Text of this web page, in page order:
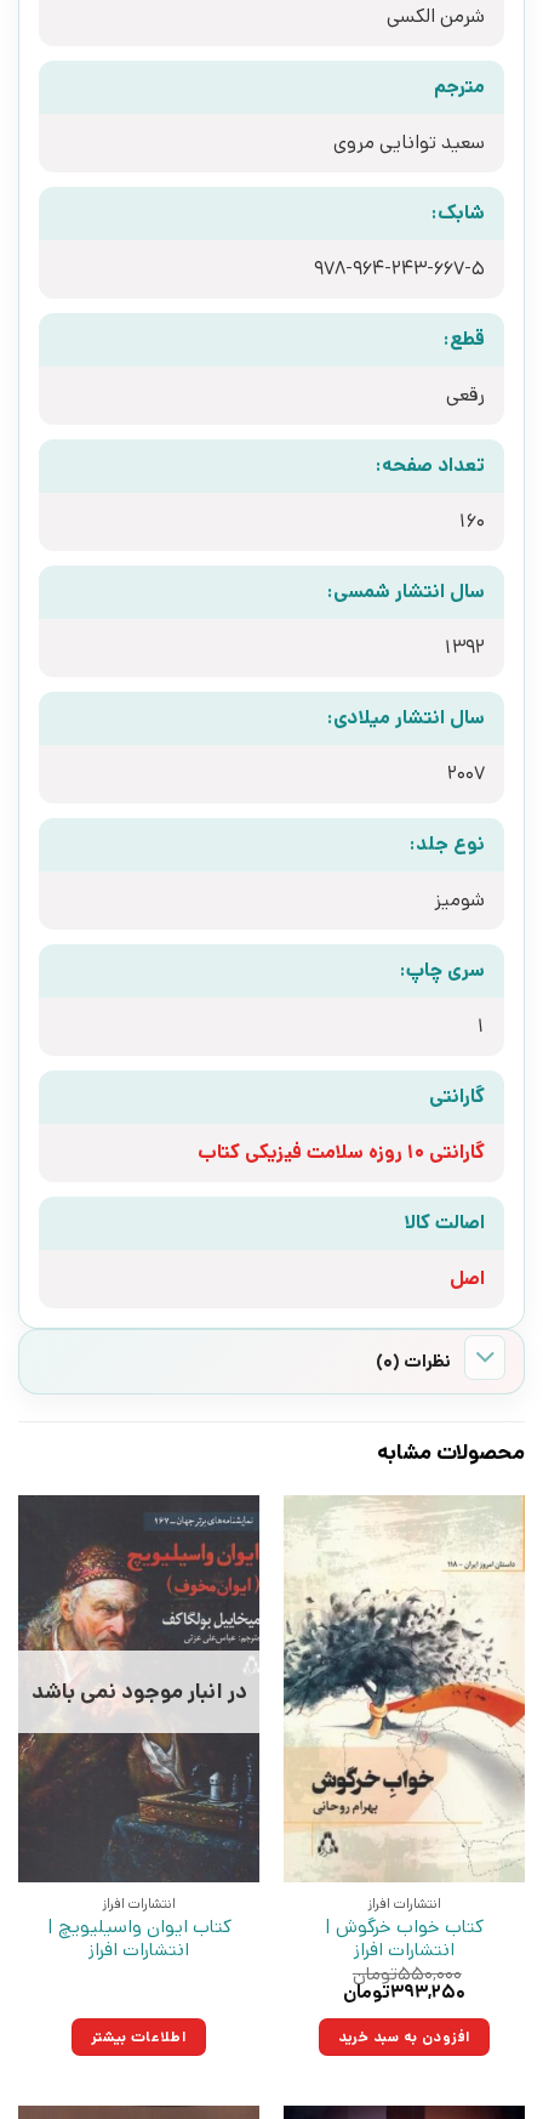
شرمن الکسی
مترجم
سعید توانایی مروی
شابک:
978-964-243-667-5
قطع:
رقعی
تعداد صفحه:
160
سال انتشار شمسی:
1392
سال انتشار میلادی:
2007
نوع جلد:
شومیز
سری چاپ:
1
گارانتی
گارانتی 10 روزه سلامت فیزیکی کتاب
اصالت کالا
اصل
نظرات (0)
محصولات مشابه
انتشارات افراز
کتاب خواب خرگوش |
انتشارات افراز
۵۵۰,۰۰۰تومان
قیمت
۵۵۰,۰۰۰تومان
بود.
۳۹۳,۲۵۰تومان
۳۹۳,۲۵۰تومان.افزودن به سبد خرید
در انبار موجود نمی باشد
انتشارات افراز
کتاب ایوان واسیلیویچ |
انتشارات افراز
اطلاعات بیشتر